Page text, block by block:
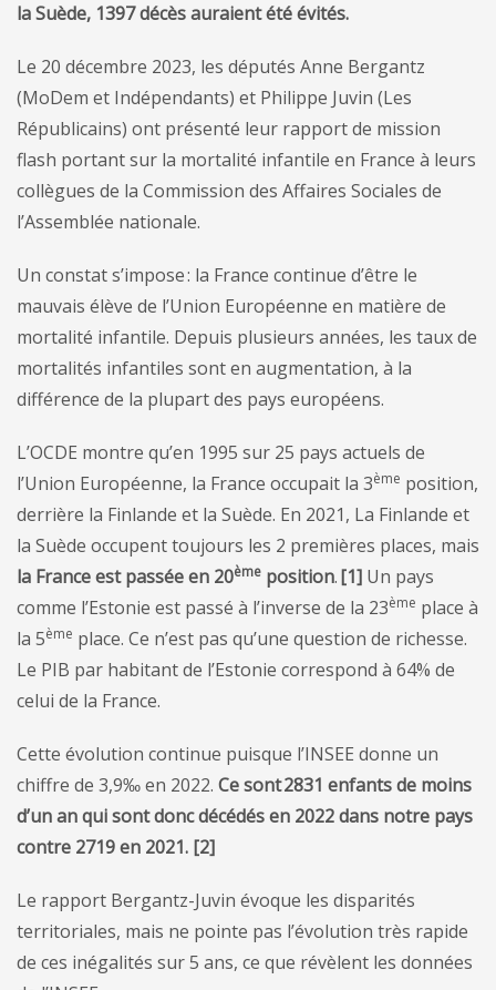
la Suède, 1397 décès auraient été évités.
Le 20 décembre 2023, les députés Anne Bergantz
(MoDem et Indépendants) et Philippe Juvin (Les
Républicains) ont présenté leur rapport de mission
flash portant sur la mortalité infantile en France à leurs
collègues de la Commission des Affaires Sociales de
l’Assemblée nationale.
Un constat s’impose : la France continue d’être le
mauvais élève de l’Union Européenne en matière de
mortalité infantile. Depuis plusieurs années, les taux de
mortalités infantiles sont en augmentation, à la
différence de la plupart des pays européens.
L’OCDE montre qu’en 1995 sur 25 pays actuels de
l’Union Européenne, la France occupait la 3ème position,
derrière la Finlande et la Suède. En 2021, La Finlande et
la Suède occupent toujours les 2 premières places, mais
la France est passée en 20ème position.[1] Un pays
comme l’Estonie est passé à l’inverse de la 23ème place à
la 5ème place. Ce n’est pas qu’une question de richesse.
Le PIB par habitant de l’Estonie correspond à 64% de
celui de la France.
Cette évolution continue puisque l’INSEE donne un
chiffre de 3,9‰ en 2022. Ce sont 2831 enfants de moins
d’un an qui sont donc décédés en 2022 dans notre pays
contre 2719 en 2021. [2]
Le rapport Bergantz-Juvin évoque les disparités
territoriales, mais ne pointe pas l’évolution très rapide
de ces inégalités sur 5 ans, ce que révèlent les données